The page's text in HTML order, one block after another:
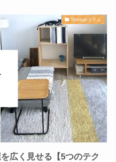
Sheageコラム
広く見せる【5つのテク